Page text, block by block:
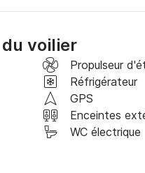
voilier
Propulseur
Réfrigérateur
GPS
Enceintes
WC électrique